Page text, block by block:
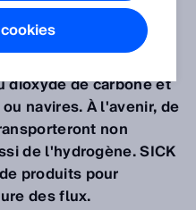
pour réduire les
pétrolière et
dioxyde de carbone et
navires. À l'avenir, de
non
de l'hydrogène. SICK
produits pour
des flux.